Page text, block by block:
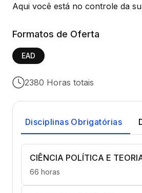
Aqui você está no controle da
Formatos de Oferta
EAD
2380 Horas totais
Disciplinas Obrigatórias
CIÊNCIA POLÍTICA E
66 horas